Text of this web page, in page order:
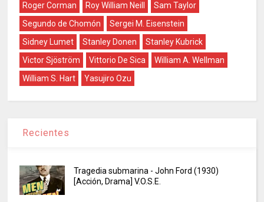
Roger Corman
Roy William Neill
Sam Taylor
Segundo de Chomón
Sergei M. Eisenstein
Sidney Lumet
Stanley Donen
Stanley Kubrick
Victor Sjöström
Vittorio De Sica
William A. Wellman
William S. Hart
Yasujiro Ozu
Recientes
Tragedia submarina - John Ford (1930)
[Acción, Drama] V.O.S.E.